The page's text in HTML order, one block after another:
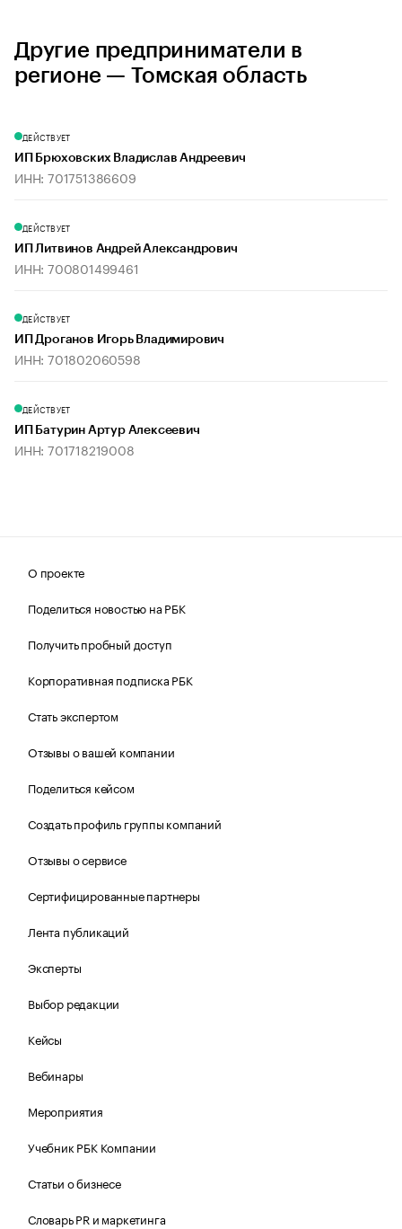
Другие предприниматели в
регионе — Томская область
ДЕЙСТВУЕТ
ИП Брюховских Владислав Андреевич
ИНН: 701751386609
ДЕЙСТВУЕТ
ИП Литвинов Андрей Александрович
ИНН: 700801499461
ДЕЙСТВУЕТ
ИП Дроганов Игорь Владимирович
ИНН: 701802060598
ДЕЙСТВУЕТ
ИП Батурин Артур Алексеевич
ИНН: 701718219008
О проекте
Поделиться новостью на РБК
Получить пробный доступ
Корпоративная подписка РБК
Стать экспертом
Отзывы о вашей компании
Поделиться кейсом
Создать профиль группы компаний
Отзывы о сервисе
Сертифицированные партнеры
Лента публикаций
Эксперты
Выбор редакции
Кейсы
Вебинары
Мероприятия
Учебник РБК Компании
Статьи о бизнесе
Словарь PR и маркетинга